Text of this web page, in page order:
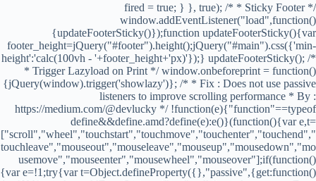
fired = true; } }, true); /* * Sticky Footer */
window.addEventListener("load",function()
{updateFooterSticky()});function updateFooterSticky(){var
footer_height=jQuery("#footer").height();jQuery("#main").css({'min-
height':'calc(100vh - '+footer_height+'px)'});} updateFooterSticky(); /*
* Trigger Lazyload on Print */ window.onbeforeprint = function()
{jQuery(window).trigger('showlazy')}; /* * Fix : Does not use passive
listeners to improve scrolling performance * By :
https://medium.com/@devlucky */ !function(e){"function"==typeof
define&&define.amd?define(e):e()}(function(){var e,t=
["scroll","wheel","touchstart","touchmove","touchenter","touchend","
touchleave","mouseout","mouseleave","mouseup","mousedown","mo
usemove","mouseenter","mousewheel","mouseover"];if(function()
{var e=!1;try{var t=Object.defineProperty({},"passive",{get:function()